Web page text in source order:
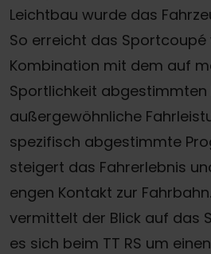
Leichtbau wurde das
So erreicht das Sportcoupé
Kombination mit dem auf
Sportlichkeit abgestimmten
außergewöhnliche
spezifisch abgestimmte
steigert das Fahrerlebnis
engen Kontakt zur
vermittelt der Blick auf das
es sich beim TT RS um